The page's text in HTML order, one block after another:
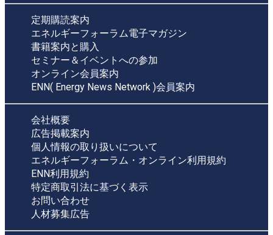
定期購読案内
エネルギーフォーラム電子マガジン
書籍案内と購入
セミナー＆イベントへの参加
オンライン会員案内
ENN( Energy News Network )会員案内
会社概要
広告掲載案内
個人情報の取り扱いについて
エネルギーフォーラム・オンライン利用規約
ENN利用規約
特定商取引法に基づく表示
お問い合わせ
人材募集広告